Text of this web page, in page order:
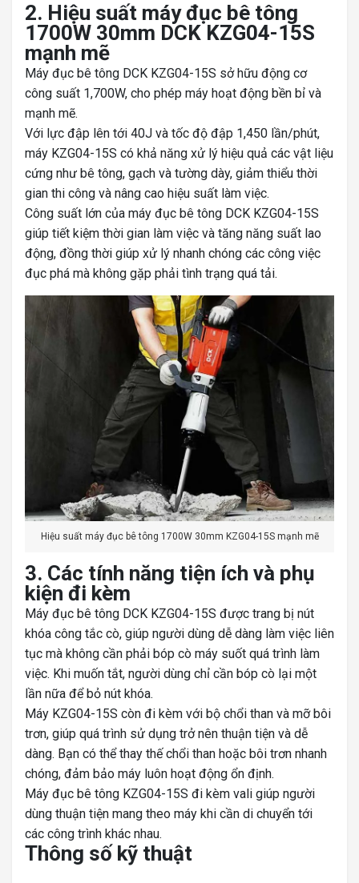
2. Hiệu suất máy đục bê tông
1700W 30mm DCK KZG04-15S
mạnh mẽ
Máy đục bê tông DCK KZG04-15S sở hữu động cơ
công suất 1,700W, cho phép máy hoạt động bền bỉ và
mạnh mẽ.
Với lực đập lên tới 40J và tốc độ đập 1,450 lần/phút,
máy KZG04-15S có khả năng xử lý hiệu quả các vật liệu
cứng như bê tông, gạch và tường dày, giảm thiểu thời
gian thi công và nâng cao hiệu suất làm việc.
Công suất lớn của máy đục bê tông DCK KZG04-15S
giúp tiết kiệm thời gian làm việc và tăng năng suất lao
động, đồng thời giúp xử lý nhanh chóng các công việc
đục phá mà không gặp phải tình trạng quá tải.
Hiệu suất máy đục bê tông 1700W 30mm KZG04-15S mạnh mẽ
3. Các tính năng tiện ích và phụ
kiện đi kèm
Máy đục bê tông DCK KZG04-15S được trang bị nút
khóa công tắc cò, giúp người dùng dễ dàng làm việc liên
tục mà không cần phải bóp cò máy suốt quá trình làm
việc. Khi muốn tắt, người dùng chỉ cần bóp cò lại một
lần nữa để bỏ nút khóa.
Máy KZG04-15S còn đi kèm với bộ chổi than và mỡ bôi
trơn, giúp quá trình sử dụng trở nên thuận tiện và dễ
dàng. Bạn có thể thay thế chổi than hoặc bôi trơn nhanh
chóng, đảm bảo máy luôn hoạt động ổn định.
Máy đục bê tông KZG04-15S đi kèm vali giúp người
dùng thuận tiện mang theo máy khi cần di chuyển tới
các công trình khác nhau.
Thông số kỹ thuật